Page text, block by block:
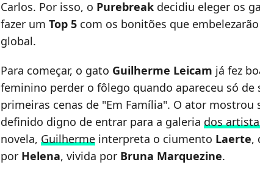
Carlos. Por isso, o Purebreak decidiu eleger os
fazer um Top 5 com os bonitões que
global.
Para começar, o gato Guilherme Leicam já fez
feminino perder o fôlego quando apareceu só de
primeiras cenas de "Em Família". O ator mostrou
definido digno de entrar para a galeria dos
novela, Guilherme interpreta o ciumento Laerte,
por Helena, vivida por Bruna Marquezine.